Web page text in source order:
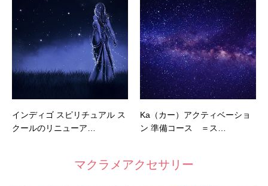
インディゴ スピリチュアル ス
クールのリニューア…
Ka（カー）アクティベーショ
ン 準備コース ＝ス…
マクラメアクセサリー